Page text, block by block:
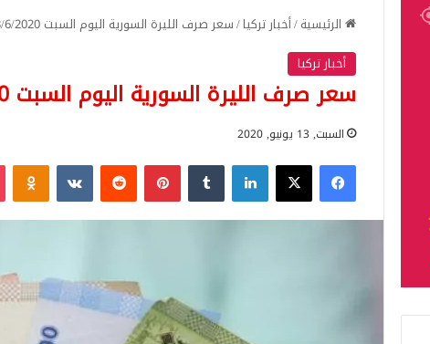
الرئيسية/أخبار تركيا/سعر صرف الليرة السورية اليوم السبت 13/6/2020
أخبار تركيا
سعر صرف الليرة السورية اليوم السبت 13/6/2020
السبت, 13 يونيو, 2020
فيسبوك‫X لينكدإن بينتيريست